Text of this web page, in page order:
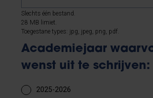
Slechts één bestand.
28 MB limiet.
Toegestane types: jpg, jpeg, png, pdf.
Academiejaar
wenst uit te schrijven:
2025-2026